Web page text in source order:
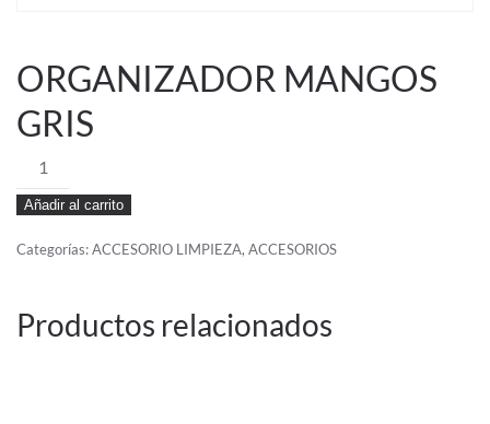
ORGANIZADOR MANGOS
GRIS
ORGANIZADOR
MANGOS
GRIS
cantidad
Añadir al carrito
Categorías:ACCESORIO LIMPIEZA, ACCESORIOS
Productos relacionados